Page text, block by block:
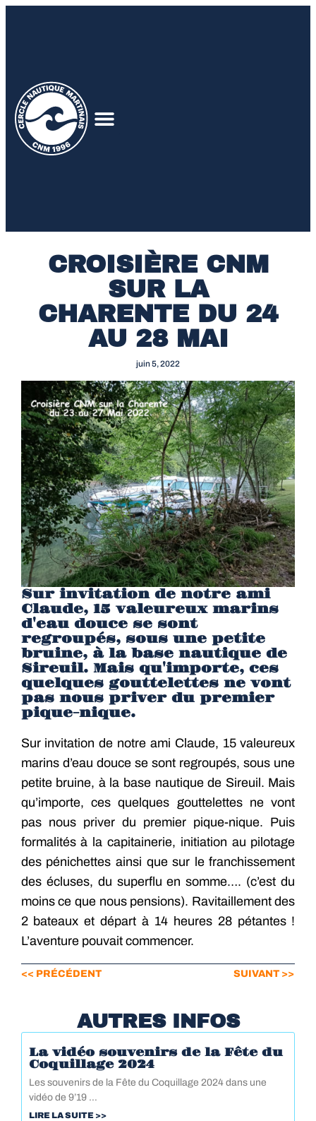
CROISIÈRE CNM
SUR LA
CHARENTE DU 24
AU 28 MAI
juin 5, 2022
Sur invitation de notre ami
Claude, 15 valeureux marins
d'eau douce se sont
regroupés, sous une petite
bruine, à la base nautique de
Sireuil. Mais qu'importe, ces
quelques gouttelettes ne vont
pas nous priver du premier
pique-nique.
Sur invitation de notre ami Claude, 15 valeureux
marins d’eau douce se sont regroupés, sous une
petite bruine, à la base nautique de Sireuil. Mais
qu’importe, ces quelques gouttelettes ne vont
pas nous priver du premier pique-nique. Puis
formalités à la capitainerie, initiation au pilotage
des pénichettes ainsi que sur le franchissement
des écluses, du superflu en somme…. (c’est du
moins ce que nous pensions). Ravitaillement des
2 bateaux et départ à 14 heures 28 pétantes !
L’aventure pouvait commencer.
<< PRÉCÉDENT SUIVANT >>
AUTRES INFOS
La vidéo souvenirs de la Fête du
Coquillage 2024
Les souvenirs de la Fête du Coquillage 2024 dans une
vidéo de 9’19 …
LIRE LA SUITE >>